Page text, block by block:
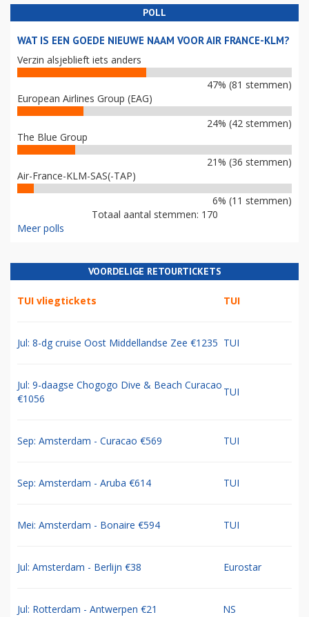
POLL
WAT IS EEN GOEDE NIEUWE NAAM VOOR AIR FRANCE-KLM?
Verzin alsjeblieft iets anders
47% (81 stemmen)
European Airlines Group (EAG)
24% (42 stemmen)
The Blue Group
21% (36 stemmen)
Air-France-KLM-SAS(-TAP)
6% (11 stemmen)
Totaal aantal stemmen: 170
Meer polls
VOORDELIGE RETOURTICKETS
TUI vliegtickets TUI
Jul: 8-dg cruise Oost Middellandse Zee €1235 TUI
Jul: 9-daagse Chogogo Dive & Beach Curacao
€1056
TUI
Sep: Amsterdam - Curacao €569 TUI
Sep: Amsterdam - Aruba €614 TUI
Mei: Amsterdam - Bonaire €594 TUI
Jul: Amsterdam - Berlijn €38 Eurostar
Jul: Rotterdam - Antwerpen €21 NS